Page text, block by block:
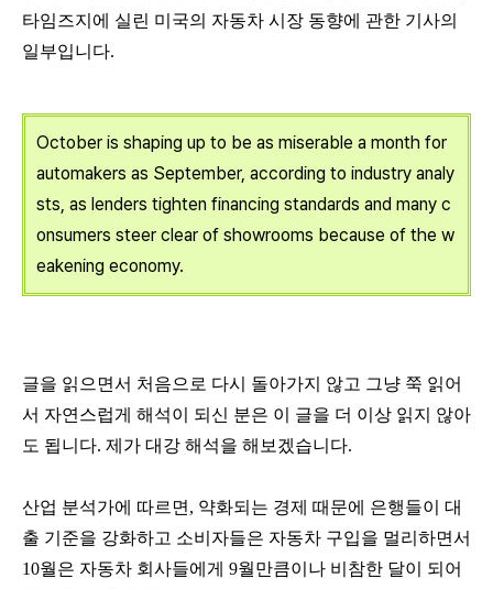
타임즈지에 실린 미국의 자동차 시장 동향에 관한 기사의
일부입니다.
October is shaping up to be as miserable a month for
automakers as September, according to industry analy
sts, as lenders tighten financing standards and many c
onsumers steer clear of showrooms because of the w
eakening economy.
글을 읽으면서 처음으로 다시 돌아가지 않고 그냥 쭉 읽어
서 자연스럽게 해석이 되신 분은 이 글을 더 이상 읽지 않아
도 됩니다. 제가 대강 해석을 해보겠습니다.
산업 분석가에 따르면 , 약화되는 경제 때문에 은행들이 대
출 기준을 강화하고 소비자들은 자동차 구입을 멀리하면서
10월은 자동차 회사들에게 9월만큼이나 비참한 달이 되어